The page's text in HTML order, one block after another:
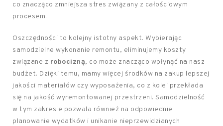
co znacząco zmniejsza stres związany z całościowym
procesem.
Oszczędności to kolejny istotny aspekt. Wybierając
samodzielne wykonanie remontu, eliminujemy koszty
związane z robocizną, co może znacząco wpłynąć na nasz
budżet. Dzięki temu, mamy więcej środków na zakup lepszej
jakości materiałów czy wyposażenia, co z kolei przekłada
się na jakość wyremontowanej przestrzeni. Samodzielność
w tym zakresie pozwala również na odpowiednie
planowanie wydatków i unikanie nieprzewidzianych